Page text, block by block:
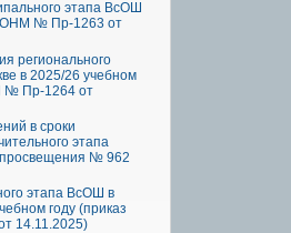
этапа ВсОШ
№ Пр-1263 от
регионального
в 2025/26 учебном
№ Пр-1264 от
в сроки
этапа
№ 962
этапа ВсОШ в
году (приказ
14.11.2025)